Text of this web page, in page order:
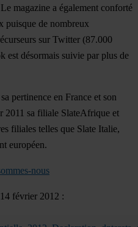
magazine a également conforté
puisque de nombreux
sur Twitter (87.000
est désormais suivie par plus de
pertinence en France et son
2011 sa filiale SlateAfrique et
filiales telles que Slate Italie,
européen.
nous
février 2012 :